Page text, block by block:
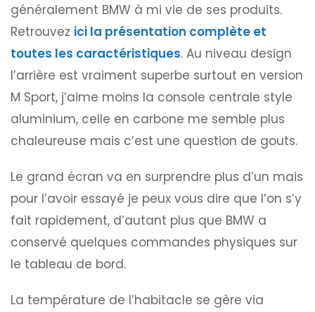
généralement BMW à mi vie de ses produits.
Retrouvez ici la présentation complète et
toutes les caractéristiques. Au niveau design
l’arrière est vraiment superbe surtout en version
M Sport, j’aime moins la console centrale style
aluminium, celle en carbone me semble plus
chaleureuse mais c’est une question de gouts.
Le grand écran va en surprendre plus d’un mais
pour l’avoir essayé je peux vous dire que l’on s’y
fait rapidement, d’autant plus que BMW a
conservé quelques commandes physiques sur
le tableau de bord.
La température de l’habitacle se gère via